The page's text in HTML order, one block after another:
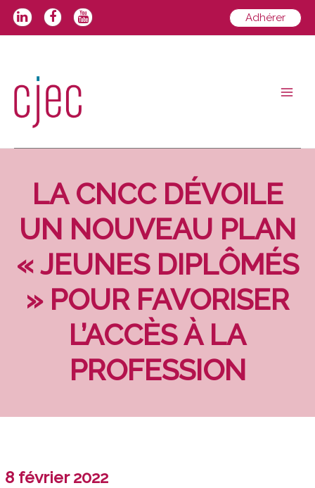
Aller
Adhérer
LA CNCC DÉVOILE
UN NOUVEAU PLAN
« JEUNES DIPLÔMÉS
» POUR FAVORISER
L’ACCÈS À LA
PROFESSION
8 février 2022